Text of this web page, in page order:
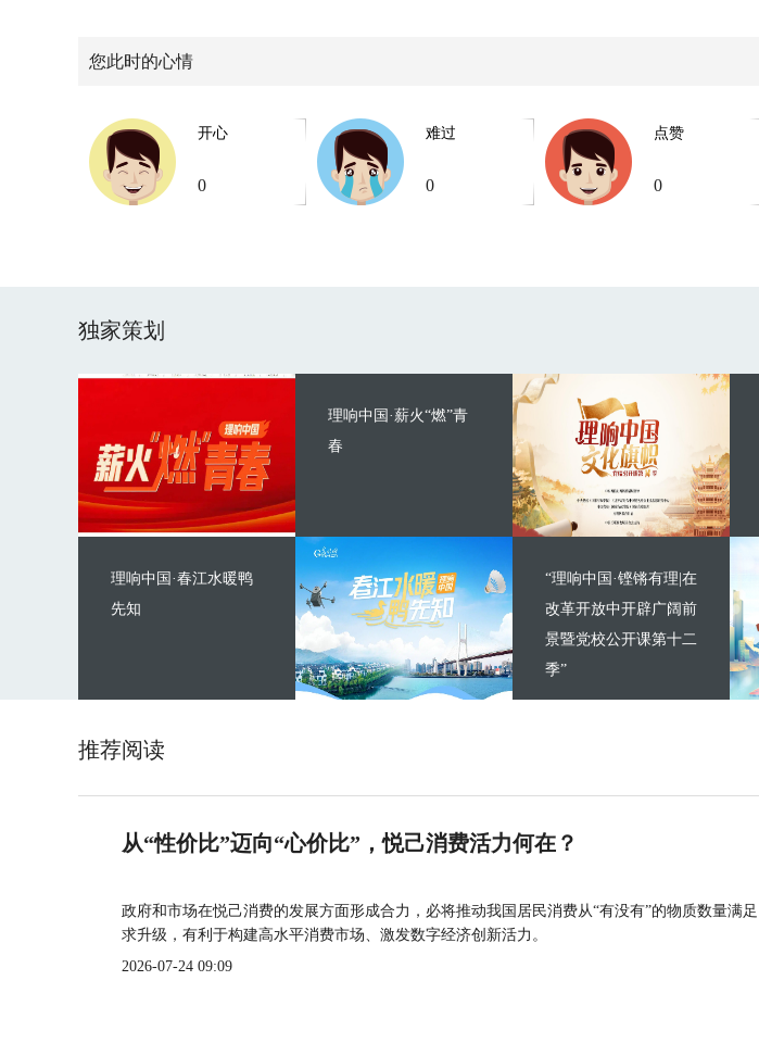
您此时的心情
开心
0
难过
0
点赞
0
独家策划
理响中国·薪火“燃”青
春
理响中国·春江水暖鸭
先知
“理响中国·铿锵有理|在
改革开放中开辟广阔前
景暨党校公开课第十二
季”
推荐阅读
从“性价比”迈向“心价比”，悦己消费活力何在？
政府和市场在悦己消费的发展方面形成合力，必将推动我国居民消费从“有没有”的物质数量满
求升级，有利于构建高水平消费市场、激发数字经济创新活力。
2026-07-24 09:09